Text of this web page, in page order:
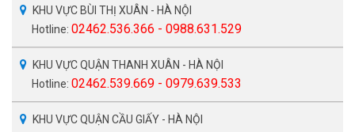
KHU VỰC BÙI THỊ XUÂN - HÀ NỘI
Hotline: 02462.536.366 - 0988.631.529
KHU VỰC QUẬN THANH XUÂN - HÀ NỘI
Hotline: 02462.539.669 - 0979.639.533
KHU VỰC QUẬN CẦU GIẤY - HÀ NỘI